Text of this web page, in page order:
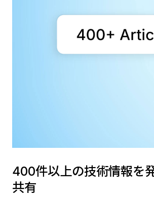
400件以上の技術情報を
共有